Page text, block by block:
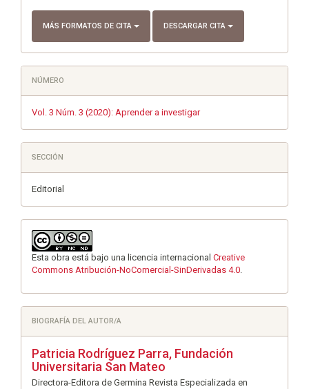
MÁS FORMATOS DE CITA DESCARGAR CITA
NÚMERO
Vol. 3 Núm. 3 (2020): Aprender a investigar
SECCIÓN
Editorial
Esta obra está bajo una licencia internacional Creative
Commons Atribución-NoComercial-SinDerivadas 4.0.
BIOGRAFÍA DEL AUTOR/A
Patricia Rodríguez Parra, Fundación
Universitaria San Mateo
Directora-Editora de Germina Revista Especializada en